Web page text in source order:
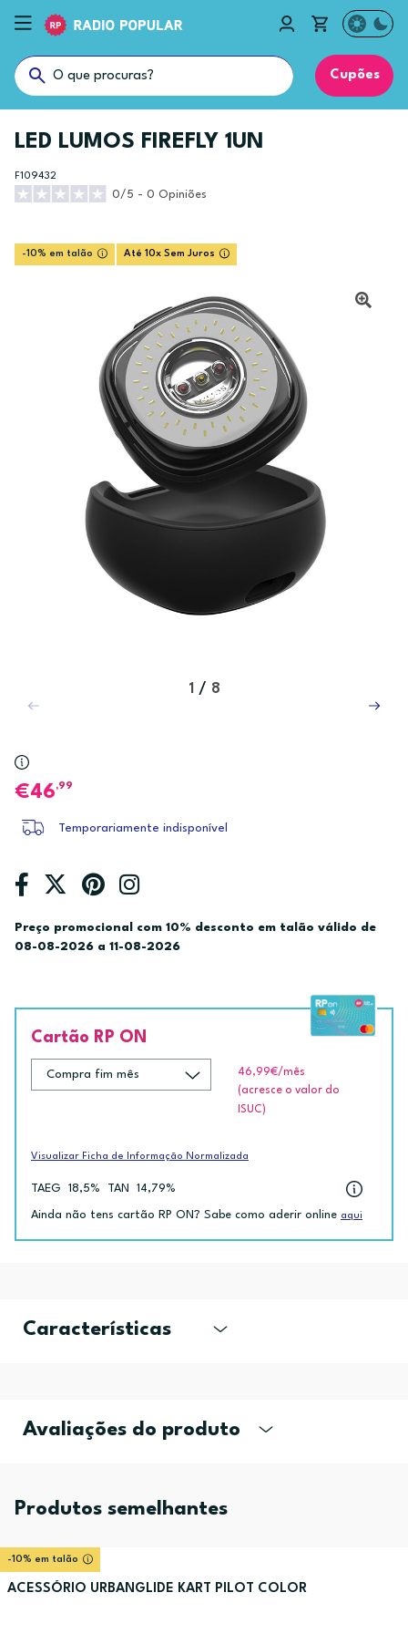
Cupões
LED LUMOS FIREFLY 1UN
F109432
0/5 - 0 Opiniões
-10% em talão Até 10x Sem Juros
1 / 8
46,99
Temporariamente indisponível
Preço promocional com 10% desconto em talão válido de
08-08-2026 a 11-08-2026
Cartão RP ON
46,99€/mês
(acresce o valor do
ISUC)
Visualizar Ficha de Informação Normalizada
TAEG 18,5% TAN 14,79%
Ainda não tens cartão RP ON? Sabe como aderir online aqui
Características
Avaliações do produto
Produtos semelhantes
-10% em talão
ACESSÓRIO URBANGLIDE KART PILOT COLOR